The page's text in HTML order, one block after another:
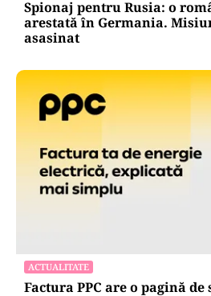
Spionaj pentru Rusia: o
arestată în Germania.
asasinat
ACTUALITATE
Factura PPC are o pagină